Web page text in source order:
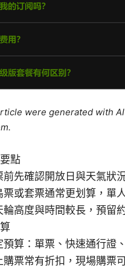
were generated with
點
前先確認開放日與天氣狀
票或套票通常更划算，單
輪高度與時間較長，預留
預算：單票、快速通行證
購票常有折扣，現場購票